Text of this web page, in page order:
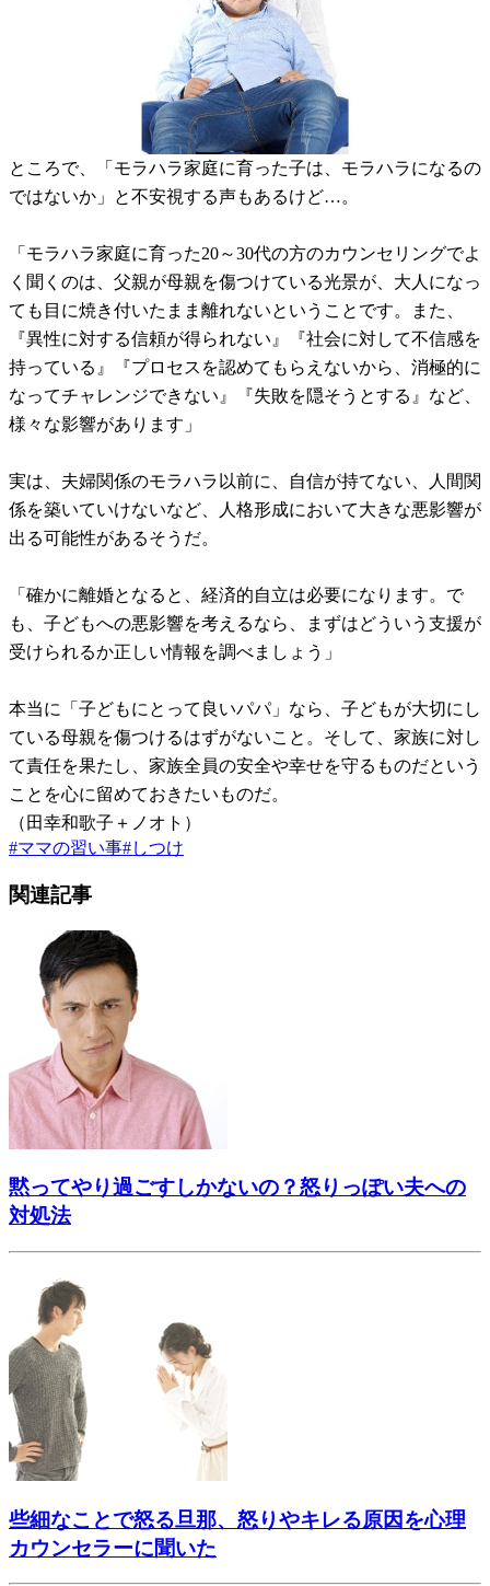
ところで、「モラハラ家庭に育った子は、モラハラになるの
ではないか」と不安視する声もあるけど…。
「モラハラ家庭に育った20～30代の方のカウンセリングでよ
く聞くのは、父親が母親を傷つけている光景が、大人になっ
ても目に焼き付いたまま離れないということです。また、
『異性に対する信頼が得られない』『社会に対して不信感を
持っている』『プロセスを認めてもらえないから、消極的に
なってチャレンジできない』『失敗を隠そうとする』など、
様々な影響があります」
実は、夫婦関係のモラハラ以前に、自信が持てない、人間関
係を築いていけないなど、人格形成において大きな悪影響が
出る可能性があるそうだ。
「確かに離婚となると、経済的自立は必要になります。で
も、子どもへの悪影響を考えるなら、まずはどういう支援が
受けられるか正しい情報を調べましょう」
本当に「子どもにとって良いパパ」なら、子どもが大切にし
ている母親を傷つけるはずがないこと。そして、家族に対し
て責任を果たし、家族全員の安全や幸せを守るものだという
ことを心に留めておきたいものだ。
（田幸和歌子＋ノオト）
#ママの習い事#しつけ
関連記事
黙ってやり過ごすしかないの？怒りっぽい夫への
対処法
些細なことで怒る旦那、怒りやキレる原因を心理
カウンセラーに聞いた